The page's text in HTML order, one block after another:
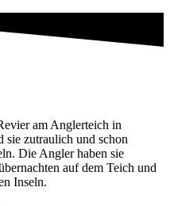
am Anglerteich in
sie zutraulich und schon
Die Angler haben sie
auf dem Teich und
Inseln.